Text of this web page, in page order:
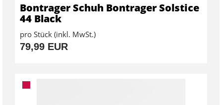
Bontrager Schuh Bontrager Solstice
44 Black
pro Stück (inkl. MwSt.)
79,99 EUR